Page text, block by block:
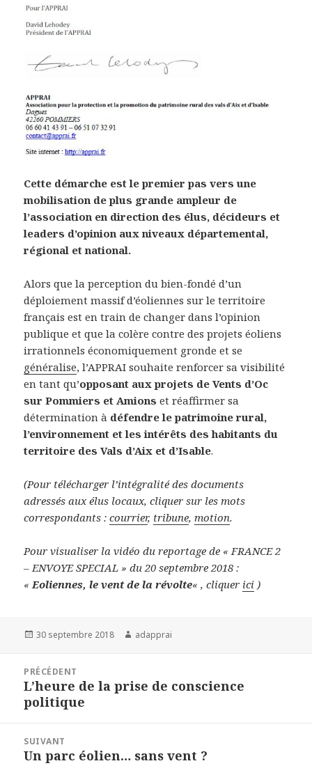
Cette démarche est le premier pas vers une
mobilisation de plus grande ampleur de
l’association en direction des élus, décideurs et
leaders d’opinion aux niveaux départemental,
régional et national.
Alors que la perception du bien-fondé d’un
déploiement massif d’éoliennes sur le territoire
français est en train de changer dans l’opinion
publique et que la colère contre des projets éoliens
irrationnels économiquement gronde et se
généralise, l’APPRAI souhaite renforcer sa visibilité
en tant qu’opposant aux projets de Vents d’Oc
sur Pommiers et Amions et réaffirmer sa
détermination à défendre le patrimoine rural,
l’environnement et les intérêts des habitants du
territoire des Vals d’Aix et d’Isable.
(Pour télécharger l’intégralité des documents
adressés aux élus locaux, cliquer sur les mots
correspondants :courrier, tribune,motion.
Pour visualiser la vidéo du reportage de « FRANCE 2
– ENVOYE SPECIAL » du 20 septembre 2018 :
«Eoliennes, le vent de la révolte« , cliquer ici )
Publié
30 septembre 2018 Auteur
adapprai
l’article
PRÉCÉDENT
Article
précédent :
L’heure de la prise de conscience
politique
SUIVANT
Article
Un parc éolien… sans vent ?